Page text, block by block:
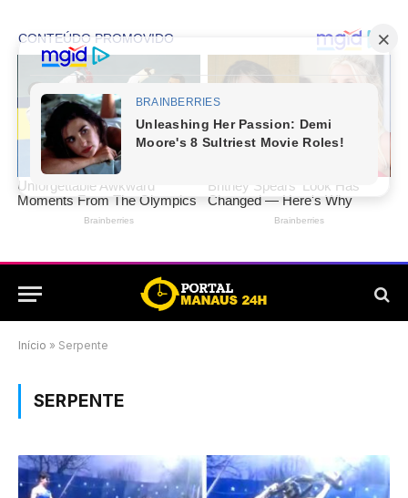
Início » Serpente
SERPENTE